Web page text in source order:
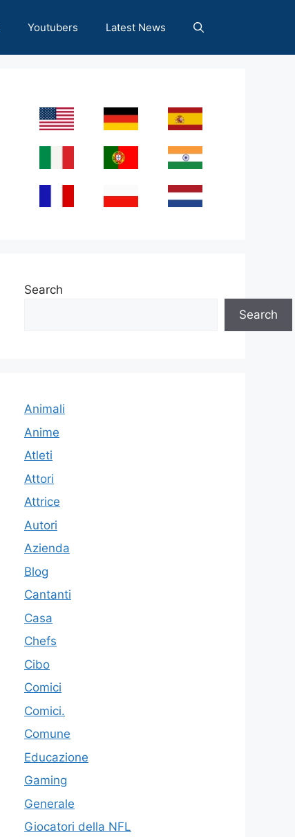
Youtubers Latest News
Search
Search
Animali
Anime
Atleti
Attori
Attrice
Autori
Azienda
Blog
Cantanti
Casa
Chefs
Cibo
Comici
Comici.
Comune
Educazione
Gaming
Generale
Giocatori della NFL